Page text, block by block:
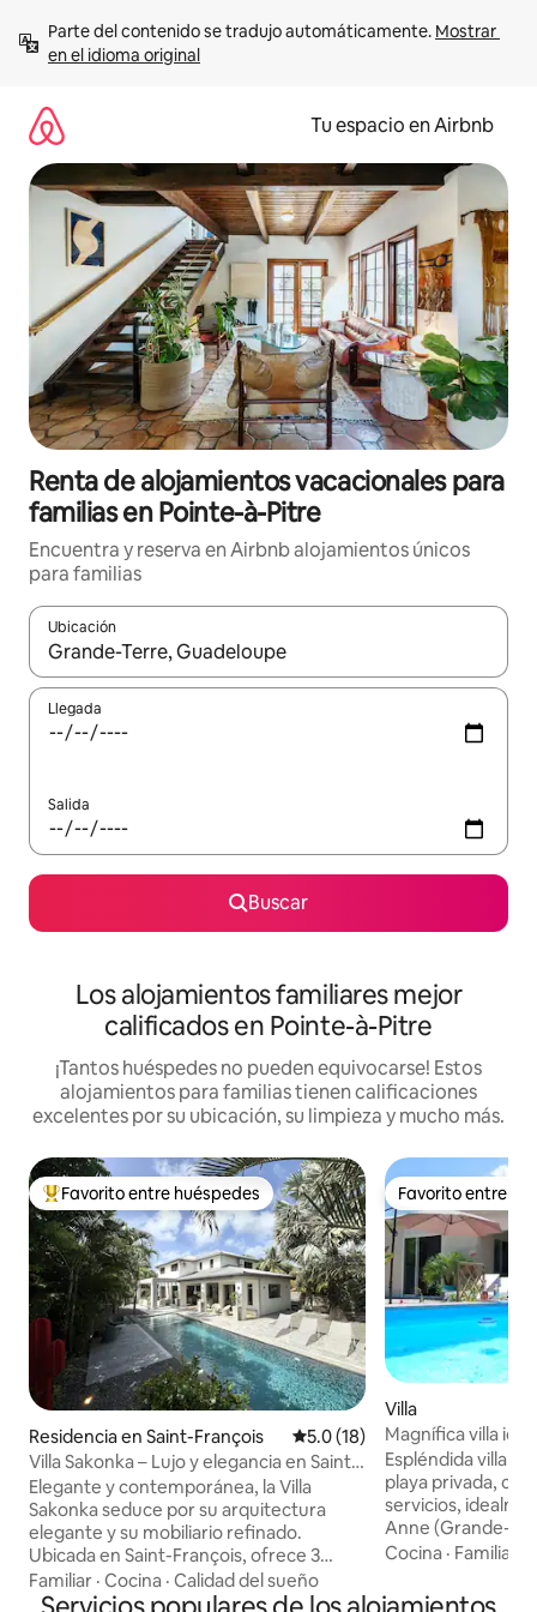
contenido
Parte del contenido se tradujo automáticamente. Mostrar
en el idioma original
Tu espacio en Airbnb
Renta de alojamientos vacacionales para
familias en Pointe-à-Pitre
Encuentra y reserva en Airbnb alojamientos únicos
para familias
Ubicación
Cuando los resultados estén disponibles, podrás navegar
Llegada
Salida
Buscar
Los alojamientos familiares mejor
calificados en Pointe-à-Pitre
¡Tantos huéspedes no pueden equivocarse! Estos
alojamientos para familias tienen calificaciones
excelentes por su ubicación, su limpieza y mucho más.
De los mejores en Favorito entre huéspedes
Favorito entre huéspedes
Residencia en Saint-François Calificación promedio: 5.0 de
5.0 (18)
Villa Sakonka – Lujo y elegancia en Saint-
François
Elegante y contemporánea, la Villa
Sakonka seduce por su arquitectura
elegante y su mobiliario refinado.
Ubicada en Saint-François, ofrece 3
dormitorios con aire acondicionado,
incluida una suite principal con baño
Familiar · Cocina · Calidad del sueño
Favorito entre
Favorito entre
Villa
Magnífica villa
Sainte-Anne
Espléndida villa
playa privada,
servicios,
Anne (Grande-
de actividades
marítima,
Cocina · Familiar